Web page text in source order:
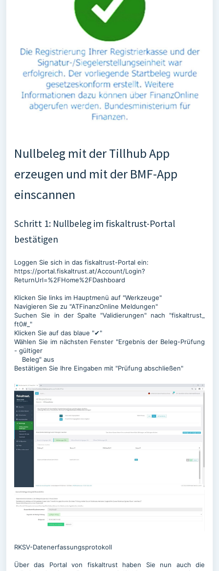
Nullbeleg mit der Tillhub App
erzeugen und mit der BMF-App
einscannen
Schritt 1: Nullbeleg im fiskaltrust-Portal
bestätigen
Loggen Sie sich in das fiskaltrust-Portal ein:
https://portal.fiskaltrust.at/Account/Login?
ReturnUrl=%2FHome%2FDashboard
Klicken Sie links im Hauptmenü auf "Werkzeuge"
Navigieren Sie zu "ATFinanzOnline Meldungen"
Suchen Sie in der Spalte "Validierungen" nach "fiskaltrust_
ft0#_"
Klicken Sie auf das blaue "✔"
Wählen Sie im nächsten Fenster "Ergebnis der Beleg-Prüfung
- gültiger
Beleg" aus
Bestätigen Sie Ihre Eingaben mit "Prüfung abschließen"
RKSV-Datenerfassungsprotokoll
Über das Portal von fiskaltrust haben Sie nun auch die